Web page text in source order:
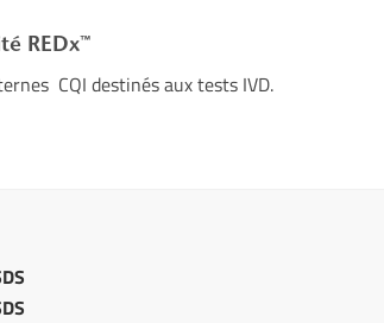
REDx™
CQI destinés aux tests IVD.